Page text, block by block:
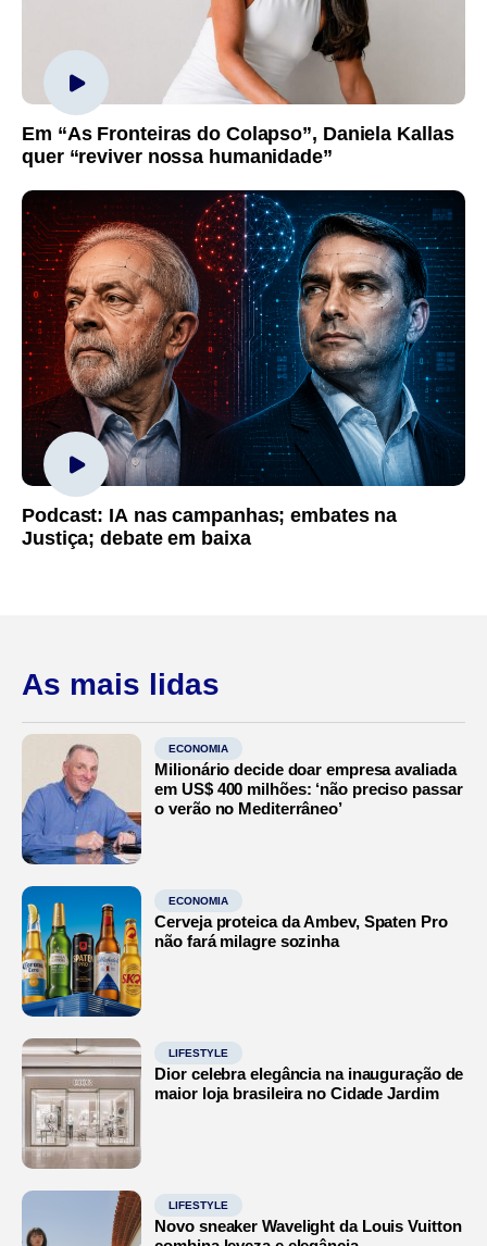
Em “As Fronteiras do Colapso”, Daniela Kallas
quer “reviver nossa humanidade”
Podcast: IA nas campanhas; embates na
Justiça; debate em baixa
As mais lidas
ECONOMIA
Milionário decide doar empresa avaliada
em US$ 400 milhões: ‘não preciso passar
o verão no Mediterrâneo’
ECONOMIA
Cerveja proteica da Ambev, Spaten Pro
não fará milagre sozinha
LIFESTYLE
Dior celebra elegância na inauguração de
maior loja brasileira no Cidade Jardim
LIFESTYLE
Novo sneaker Wavelight da Louis Vuitton